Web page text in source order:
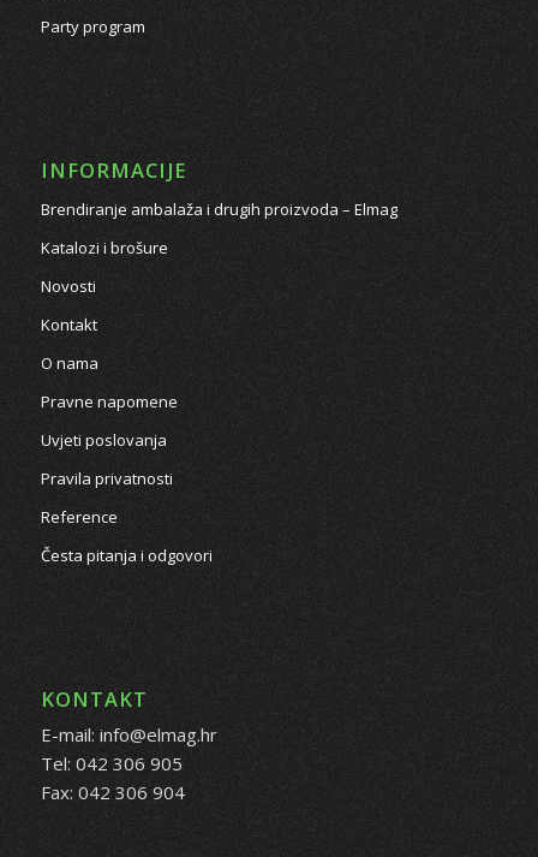
Party program
INFORMACIJE
Brendiranje ambalaža i drugih proizvoda – Elmag
Katalozi i brošure
Novosti
Kontakt
O nama
Pravne napomene
Uvjeti poslovanja
Pravila privatnosti
Reference
Česta pitanja i odgovori
KONTAKT
E-mail: info@elmag.hr
Tel: 042 306 905
Fax: 042 306 904